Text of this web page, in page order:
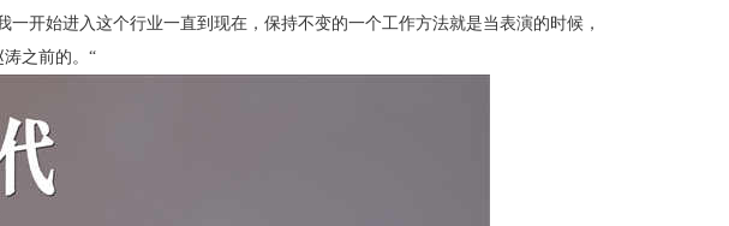
一开始进入这个行业一直到现在，保持不变的一个工作方法就是当表演的时候，
之前的。“